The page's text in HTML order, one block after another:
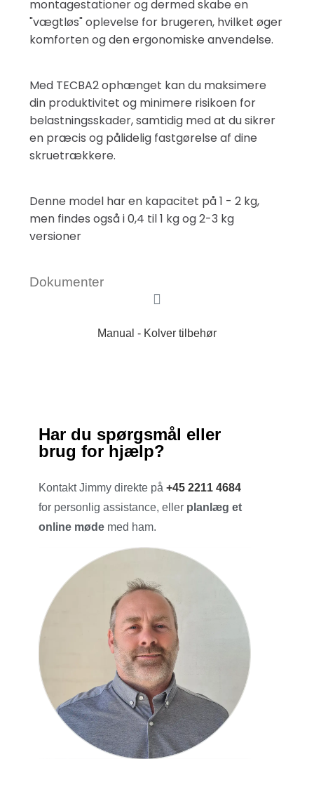
montagestationer og dermed skabe en
"vægtløs" oplevelse for brugeren, hvilket øger
komforten og den ergonomiske anvendelse.
Med TECBA2 ophænget kan du maksimere
din produktivitet og minimere risikoen for
belastningsskader, samtidig med at du sikrer
en præcis og pålidelig fastgørelse af dine
skruetrækkere.
Denne model har en kapacitet på 1 - 2 kg,
men findes også i 0,4 til 1 kg og 2-3 kg
versioner
Dokumenter
Manual - Kolver tilbehør
Har du spørgsmål eller
brug for hjælp?
Kontakt Jimmy direkte på+45 2211 4684
for personlig assistance, eller planlæg et
online møde med ham.